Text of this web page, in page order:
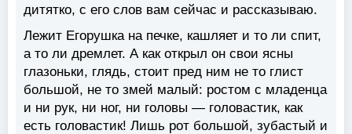
дитятко, с его слов вам сейчас и рассказываю.
Лежит Егорушка на печке, кашляет и то ли спит,
а то ли дремлет. А как открыл он свои ясны
глазоньки, глядь, стоит пред ним не то глист
большой, не то змей малый: ростом с младенца
и ни рук, ни ног, ни головы — головастик, как
есть головастик! Лишь рот большой, зубастый и